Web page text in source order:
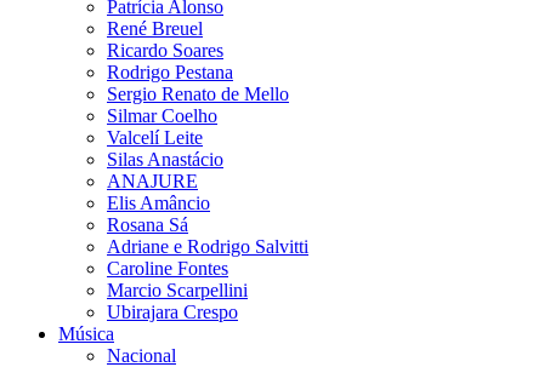
Patrícia Alonso
René Breuel
Ricardo Soares
Rodrigo Pestana
Sergio Renato de Mello
Silmar Coelho
Valcelí Leite
Silas Anastácio
ANAJURE
Elis Amâncio
Rosana Sá
Adriane e Rodrigo Salvitti
Caroline Fontes
Marcio Scarpellini
Ubirajara Crespo
Música
Nacional